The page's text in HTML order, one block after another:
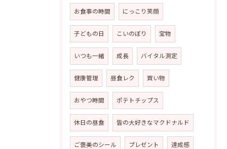
お食事の時間 にっこり笑顔
子どもの日 こいのぼり 宝物
いつも一緒 成長 バイタル測定
健康管理 昼食レク 買い物
おやつ時間 ポテトチップス
休日の昼食 皆の大好きなマクドナルド
ご褒美のシール プレゼント 達成感